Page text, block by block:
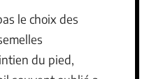
le choix des
du pied,